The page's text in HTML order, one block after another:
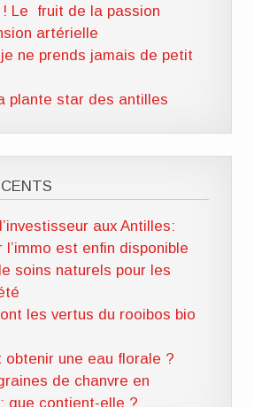
Le fruit de la passion
artérielle
ne prends jamais de petit
plante star des antilles
aux Antilles:
l’immo est enfin disponible
soins naturels pour les
les vertus du rooibos bio
obtenir une eau florale ?
de chanvre en
que contient-elle ?